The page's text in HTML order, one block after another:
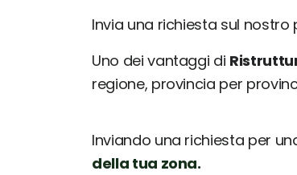
Invia una richiesta sul
Uno dei vantaggi di
regione, provincia per
Inviando una richiesta per
della tua zona.